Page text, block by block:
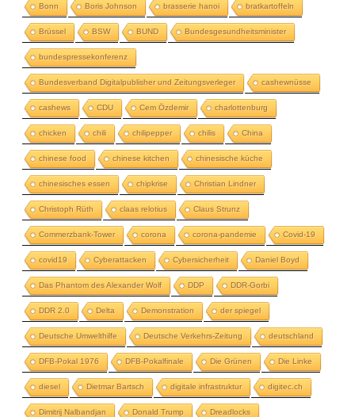
Bonn Boris Johnson brasserie hanoi bratkartoffeln
Brüssel BSW BUND Bundesgesundheitsminister
bundespressekonferenz
Bundesverband Digitalpublisher und Zeitungsverleger cashewnüsse
cashews CDU Cem Özdemir charlottenburg
chicken chili chilipepper chilis China
chinese food chinese kitchen chinesische küche
chinesisches essen chipkrise Christian Lindner
Christoph Rüth claas relotius Claus Strunz
Commerzbank-Tower corona corona-pandemie Covid-19
covid19 Cyberattacken Cybersicherheit Daniel Boyd
Das Phantom des Alexander Wolf DDP DDR-Gorbi
DDR 2.0 Delta Demonstration der spiegel
Deutsche Umwelthilfe Deutsche Verkehrs-Zeitung deutschland
DFB-Pokal 1976 DFB-Pokalfinale Die Grünen Die Linke
diesel Dietmar Bartsch digitale infrastruktur digitec.ch
Dimitrij Nalbandjan Donald Trump Dreadlocks